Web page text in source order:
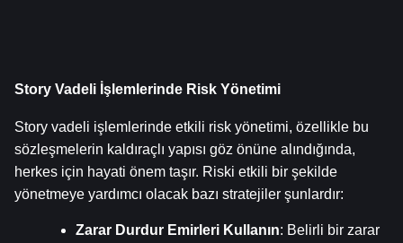
Story Vadeli İşlemlerinde Risk Yönetimi
Story vadeli işlemlerinde etkili risk yönetimi, özellikle bu
sözleşmelerin kaldıraçlı yapısı göz önüne alındığında,
herkes için hayati önem taşır. Riski etkili bir şekilde
yönetmeye yardımcı olacak bazı stratejiler şunlardır:
Zarar Durdur Emirleri Kullanın: Belirli bir zarar